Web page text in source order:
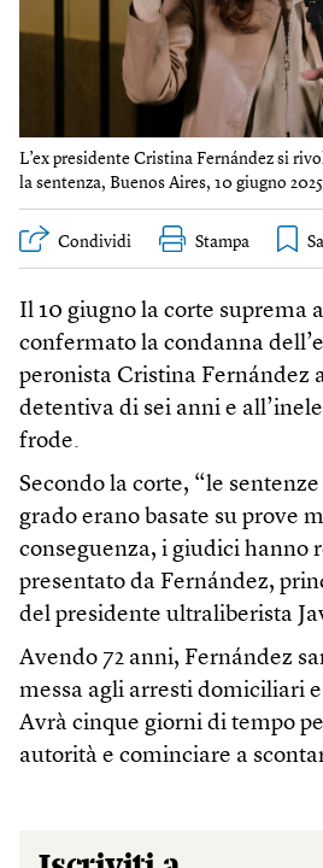
L’ex presidente Cristina Fernández si
la sentenza, Buenos Aires, 10 giugno
Condividi Stampa
Il 10 giugno la corte suprema
confermato la condanna
peronista Cristina Fernández
detentiva di sei anni e
frode.
Secondo la corte, “le
grado erano basate su prove
conseguenza, i giudici hanno
presentato da Fernández,
del presidente ultraliberista
Avendo 72 anni, Fernández
messa agli arresti domiciliari
Avrà cinque giorni di tempo
autorità e cominciare a